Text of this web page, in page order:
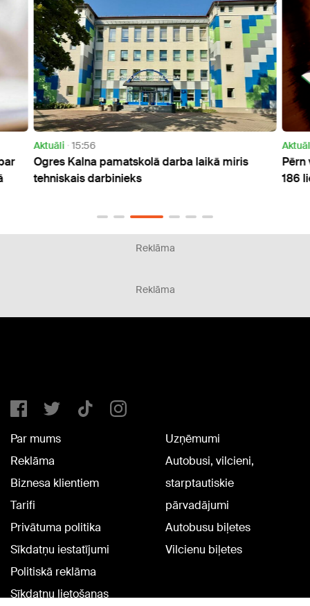
Aktuāli 15:56
Ogres Kalna pamatskolā darba laikā miris
tehniskais darbinieks
Pērn
186
Reklāma
Reklāma
Par mums
Reklāma
Biznesa klientiem
Tarifi
Privātuma politika
Sīkdatņu iestatījumi
Politiskā reklāma
Sīkdatņu lietošanas
Uzņēmumi
Autobusi, vilcieni,
starptautiskie
pārvadājumi
Autobusu biļetes
Vilcienu biļetes